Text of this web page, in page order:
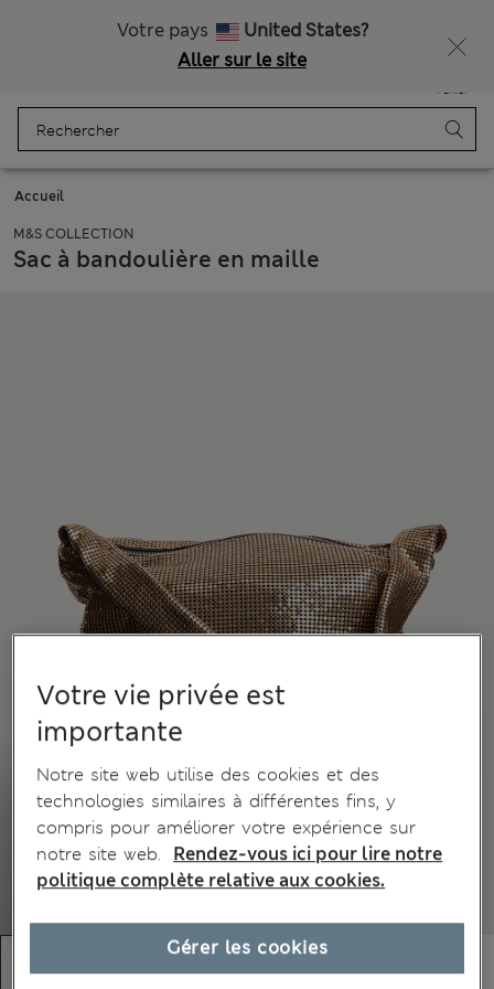
Votre pays
United States?
Aller sur le site
Panier
Accueil
M&S COLLECTION
Sac à bandoulière en maille
Votre vie privée est
importante
Notre site web utilise des cookies et des
technologies similaires à différentes fins, y
compris pour améliorer votre expérience sur
notre site web.
Rendez-vous ici pour lire notre
politique complète relative aux cookies.
Gérer les cookies